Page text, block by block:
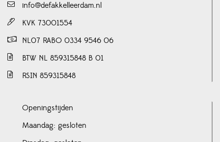
info@defakkelleerdam.nl
KVK 73001554
NL07 RABO 0334 9546 06
BTW NL 859315848 B 01
RSIN 859315848
Openingstijden
Maandag: gesloten